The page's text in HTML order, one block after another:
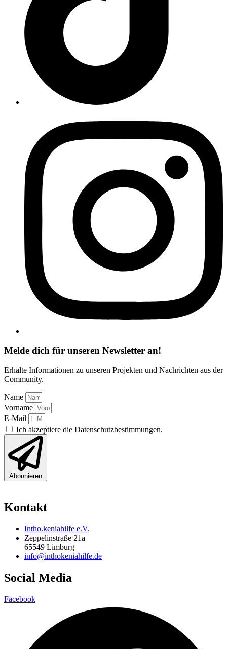
Melde dich für unseren Newsletter an!
Erhalte Informationen zu unseren Projekten und Nachrichten aus der
Community.
Name
Vorname
E-Mail
Ich akzeptiere die Datenschutzbestimmungen.
Abonnieren
Kontakt
Intho.keniahilfe e.V.
Zeppelinstraße 21a
65549 Limburg
info@inthokeniahilfe.de
Social Media
Facebook